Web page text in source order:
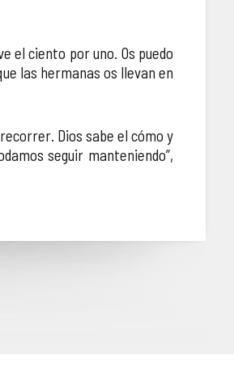
el ciento por uno. Os puedo
las hermanas os llevan en
Dios sabe el cómo y
seguir manteniendo”,